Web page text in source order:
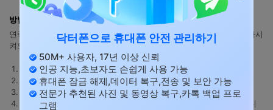
방법 4) 계정 동기화로 다시 불러오기(Gmail/Exchange/회사 계정)
연락처가 iCloud가 아니라 구글/회사 계정에 저장된 경우, 동기화만 다시
켜도 연락처가 재등장하는 경우가 많습니다.
설정 > 앱 >연락처>연락처 계정으로 이동합니다.
사용 중인 계정(Gmail/Exchange 등)을 선택합니다.
‘연락처’ 동기화를 껐다가 다시 켭니다.
필요하면 해당 계정을 삭제 후 재추가한 뒤 동기화를 다시 확인합니
닥터폰으로 휴대폰 안전 관리하기
50M+ 사용자, 17년 이상 신뢰
인공 지능,초보자도 손쉽게 사용 가능
휴대폰 잠금 해제,데이터 복구,전송 및 보안 가능
전문가 추천된 사진 및 동영상 복구,카톡 백업 프로
그램